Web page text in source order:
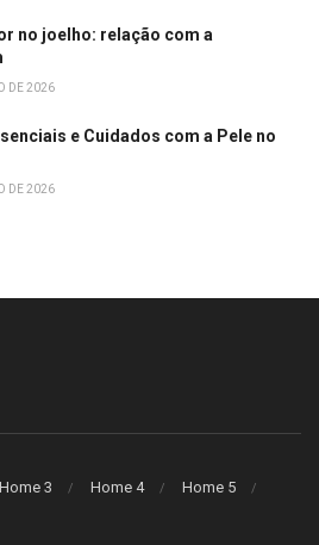
no joelho: relação com a
DE 2026
e Cuidados com a Pele no
DE 2026
Home 3 Home 4
Home 5